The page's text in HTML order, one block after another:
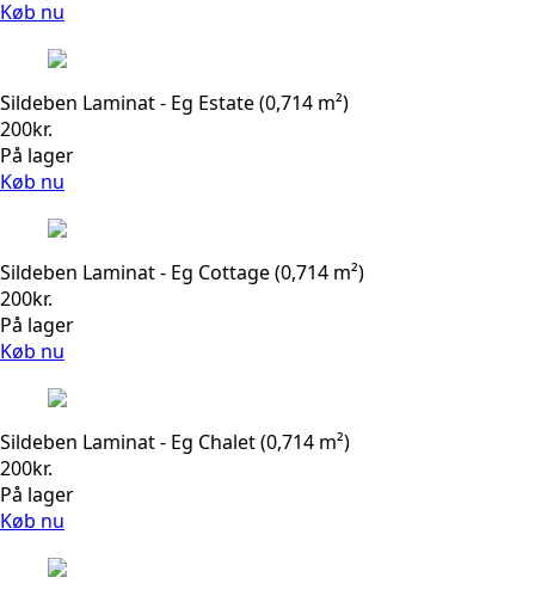
Køb nu
Sildeben Laminat - Eg Estate (0,714 m²)
200kr.
På lager
Køb nu
Sildeben Laminat - Eg Cottage (0,714 m²)
200kr.
På lager
Køb nu
Sildeben Laminat - Eg Chalet (0,714 m²)
200kr.
På lager
Køb nu